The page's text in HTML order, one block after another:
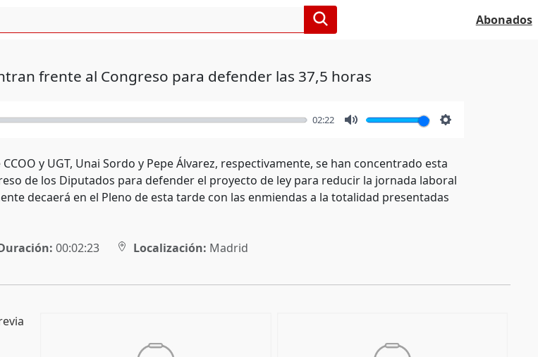
Abonados
frente al Congreso para defender las 37,5 horas
02:22
y UGT, Unai Sordo y Pepe Álvarez, respectivamente, se han concentrado esta
de los Diputados para defender el proyecto de ley para reducir la jornada laboral
decaerá en el Pleno de esta tarde con las enmiendas a la totalidad presentadas
00:02:23 Localización: Madrid